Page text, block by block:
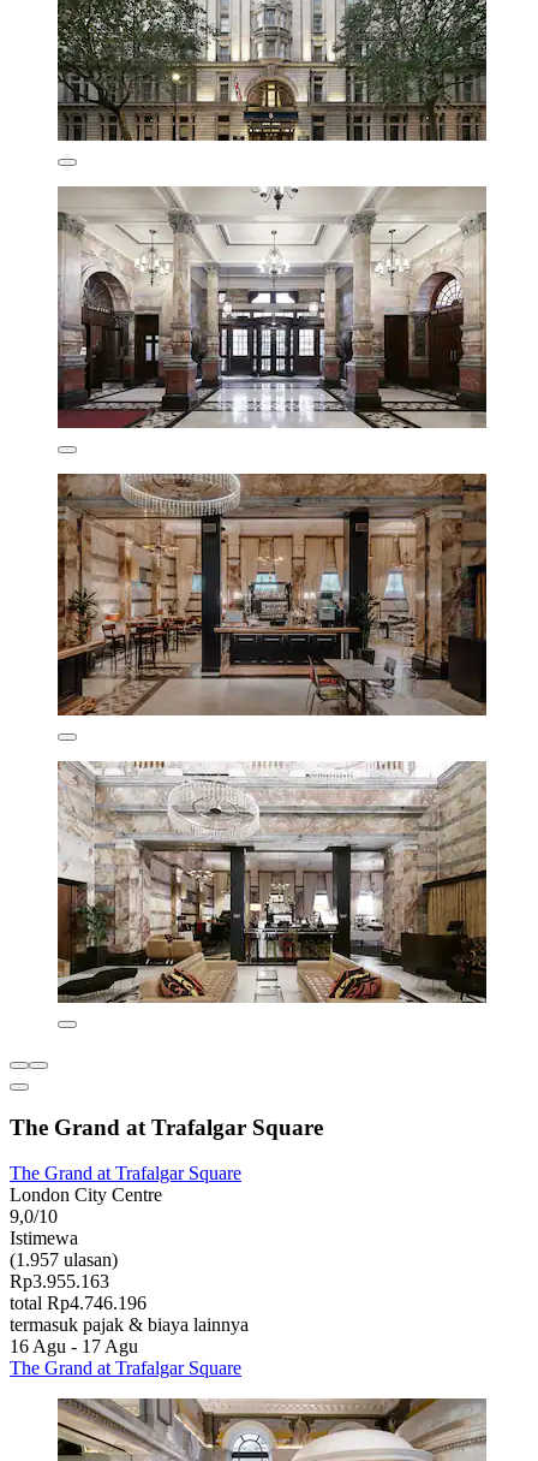
The Grand at Trafalgar Square
The Grand at Trafalgar Square
London City Centre
9,0/10
Istimewa
(1.957 ulasan)
Rp3.955.163
total Rp4.746.196
termasuk pajak & biaya lainnya
16 Agu - 17 Agu
The Grand at Trafalgar Square